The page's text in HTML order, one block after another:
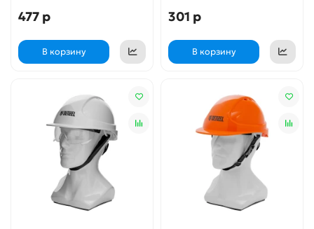
477 р
В корзину
301 р
В корзину